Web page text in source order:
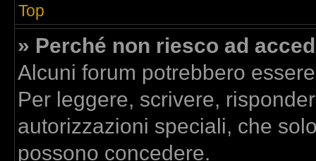
Top
» Perché non riesco ad
Alcuni forum potrebbero
Per leggere, scrivere,
autorizzazioni speciali, che
possono concedere.